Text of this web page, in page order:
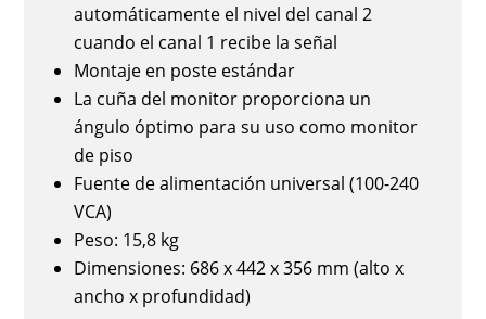
automáticamente el nivel del canal 2
cuando el canal 1 recibe la señal
Montaje en poste estándar
La cuña del monitor proporciona un
ángulo óptimo para su uso como monitor
de piso
Fuente de alimentación universal (100-240
VCA)
Peso: 15,8 kg
Dimensiones: 686 x 442 x 356 mm (alto x
ancho x profundidad)